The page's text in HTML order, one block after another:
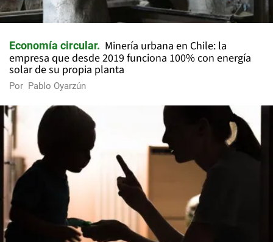
Economía circular
Minería urbana en Chile: la
empresa que desde 2019 funciona 100% con energía
solar de su propia planta
Por Pablo Oyarzún